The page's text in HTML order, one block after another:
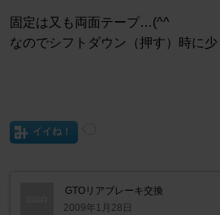
固定は又も両面テープ…(^^ゞ
なのでシフトダウン（押す）時に
イイね！
GTOリアブレーキ交換
2009年1月28日